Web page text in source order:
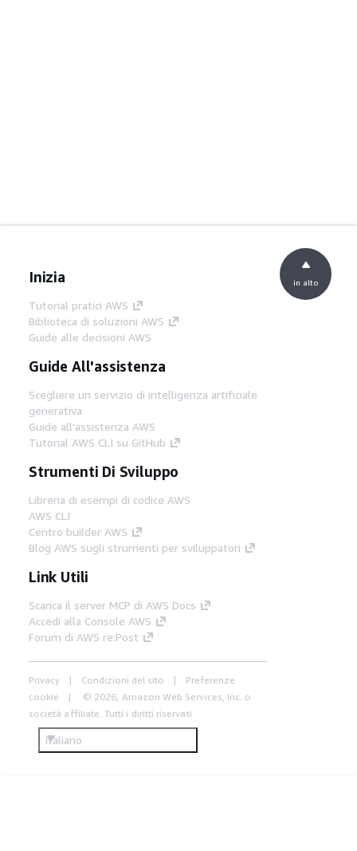
Inizia
Tutorial pratici AWS
Biblioteca di soluzioni AWS
Guide alle decisioni AWS
Guide All'assistenza
Scegliere un servizio di intelligenza artificiale
generativa
Guide all'assistenza AWS
Tutorial AWS CLI su GitHub
Strumenti Di Sviluppo
Libreria di esempi di codice AWS
AWS CLI
Centro builder AWS
Blog AWS sugli strumenti per sviluppatori
Link Utili
Scarica il server MCP di AWS Docs
Accedi alla Console AWS
Forum di AWS re:Post
Privacy Condizioni del sito
Preferenze
cookie
© 2026, Amazon Web Services, Inc. o
società affiliate. Tutti i diritti riservati.
Italiano
in alto